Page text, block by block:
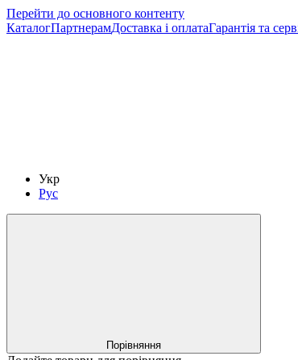
Перейти до основного контенту
КаталогПартнерамДоставка і оплатаГарантія та
Укр
Рус
Порівняння